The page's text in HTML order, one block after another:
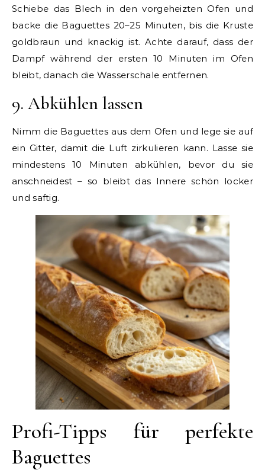
Schiebe das Blech in den vorgeheizten Ofen und
backe die Baguettes 20–25 Minuten, bis die Kruste
goldbraun und knackig ist. Achte darauf, dass der
Dampf während der ersten 10 Minuten im Ofen
bleibt, danach die Wasserschale entfernen.
9. Abkühlen lassen
Nimm die Baguettes aus dem Ofen und lege sie auf
ein Gitter, damit die Luft zirkulieren kann. Lasse sie
mindestens 10 Minuten abkühlen, bevor du sie
anschneidest – so bleibt das Innere schön locker
und saftig.
Profi-Tipps für perfekte
Baguettes